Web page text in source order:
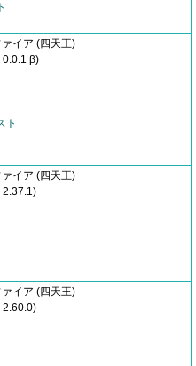
イア (四天王)
0.0.1 β)
ト
イア (四天王)
2.37.1)
イア (四天王)
2.60.0)